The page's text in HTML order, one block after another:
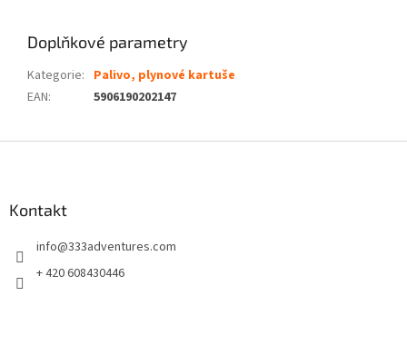
Doplňkové parametry
Kategorie: Palivo, plynové kartuše
EAN: 5906190202147
Kontakt
info@333adventures.com
+ 420 608430446